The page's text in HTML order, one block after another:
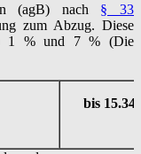
(agB) nach § 33
zum Abzug. Diese
1 % und 7 % (Die
bis